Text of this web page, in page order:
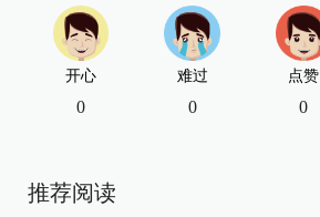
开心
0
难过
0
点赞
0
推荐阅读